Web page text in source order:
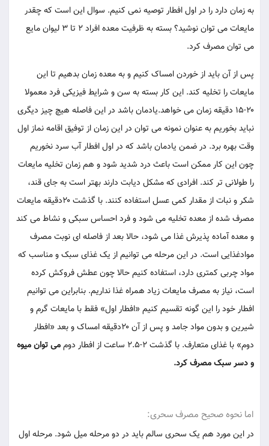
به زمان دارد را در اول افطار توصیه نمی کنیم. سوال این است که چقدر
مایعات می توان نوشید؟ بسته به ظرفیت معده افراد ۲ تا ۳ لیوان مایع
می توان مصرف کرد.
پس از آن باید از خوردن امساک کنیم و به معده زمان بدهیم تا این
مایعات را تخلیه کند. این کار بسته به سن و شرایط فیزیکی فرد معمولا
۲۰-۱۵ دقیقه زمان می خواهد.یادمان باشد در این فاصله هیچ چیز دیگری
نباید بخوریم به عنوان نمونه می توان در این زمان از توفیق اقامه نماز اول
وقت بهره برد. در ضمن یادمان باشد که در اول افطار آب سرد نخوریم
چون این کار ممکن است باعث درد شدید شود و هم زمان تخلیه مایعات
را طولانی تر کند. افرادی که مشکل دیابت دارند بهتر است به جای قند،
شکر و نبات از مقدار کمی عسل استفاده کنند. با گذشت ۲۰دقیقه مایعات
مصرف شده از معده تخلیه می شود و فرد احساس سبکی و نشاط می کند
و معده آماده پذیرش غذا می شود، حالا بعد از فاصله ای نوبت مصرف
موادغذایی است. در این مرحله می توانیم از یک غذای سبک و مناسب که
مواد چربی کمتری دارد، استفاده کنیم حالا چون عطش فروکش کرده
است، نیاز به مصرف مایعات زیاد همراه غذا نداریم. بنابراین می توانیم
افطار خود را این گونه تقسیم کنیم «افطار اول» فقط با مایعات گرم و
شیرین و بدون مواد جامد و پس از آن ۲۰دقیقه امساک و بعد «افطار
دوم» با غذای متعارف. با گذشت ۲-۲.۵ ساعت از افطار دوم
می توان میوه
و دسر سبک مصرف کرد.
اما نحوه صحیح مصرف سحری:
در این مورد هم یک سحری سالم باید در دو مرحله میل شود. مرحله اول